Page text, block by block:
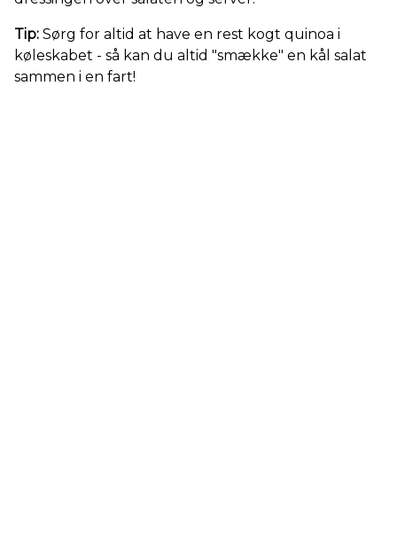
Tip: Sørg for altid at have en rest kogt quinoa i
køleskabet - så kan du altid "smække" en kål salat
sammen i en fart!